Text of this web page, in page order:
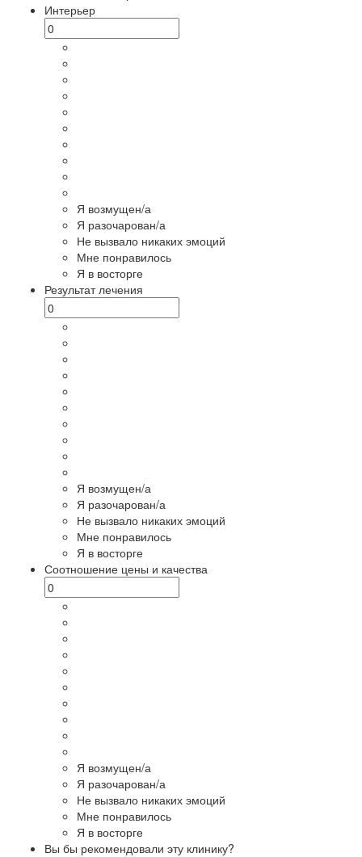
Интерьер
Я возмущен/а
Я разочарован/а
Не вызвало никаких эмоций
Мне понравилось
Я в восторге
Результат лечения
Я возмущен/а
Я разочарован/а
Не вызвало никаких эмоций
Мне понравилось
Я в восторге
Соотношение цены и качества
Я возмущен/а
Я разочарован/а
Не вызвало никаких эмоций
Мне понравилось
Я в восторге
Вы бы рекомендовали эту клинику?